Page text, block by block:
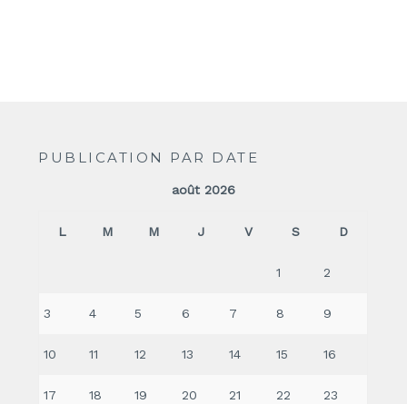
PUBLICATION PAR DATE
août 2026
L M M J V S D
1 2
3 4 5 6 7 8 9
10 11 12 13 14 15 16
17 18 19 20 21 22 23